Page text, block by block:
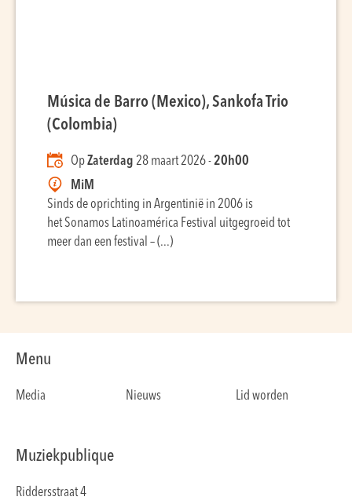
Música de Barro (Mexico), Sankofa Trio
(Colombia)
OpZaterdag 28 maart 2026 -20h00
MiM
Sinds de oprichting in Argentinië in 2006 is
het Sonamos Latinoamérica Festival uitgegroeid tot
meer dan een festival – (...)
Menu
Media Nieuws Lid worden
Muziekpublique
Riddersstraat 4